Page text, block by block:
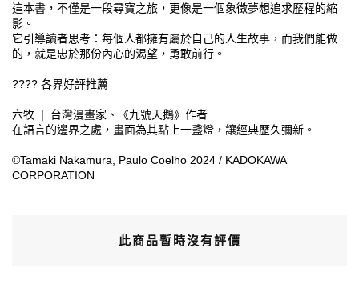
這本書，不僅是一段尋寶之旅，更像是一個象徵夢想追求歷程的縮
影。
它引導讀者思考：每個人都擁有屬於自己的人生故事，而我們能做
的，就是忠於那份內心的渴望，勇敢前行。
???? 各界好評推薦
六牧 ❘ 台灣漫畫家、《九號天鵝》作者
在語言的邊界之處，畫面為其點上一盞燈，讓經典歷久彌新。
©Tamaki Nakamura, Paulo Coelho 2024 / KADOKAWA
CORPORATION
此商品暫時沒有評價